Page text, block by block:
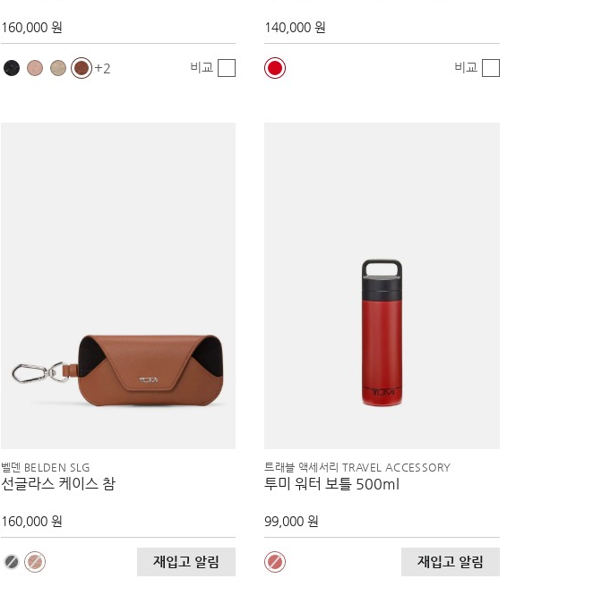
160,000 원
2 비교
140,000 원
비교
벨덴 BELDEN SLG
선글라스 케이스 참
160,000 원
재입고 알림
트래블 액세서리 TRAVEL ACCESSORY
투미 워터 보틀 500ml
99,000 원
재입고 알림